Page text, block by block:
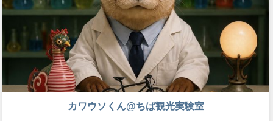
カワウソくん@ちば観光実験室